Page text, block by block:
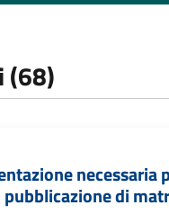
(68)
necessaria
di